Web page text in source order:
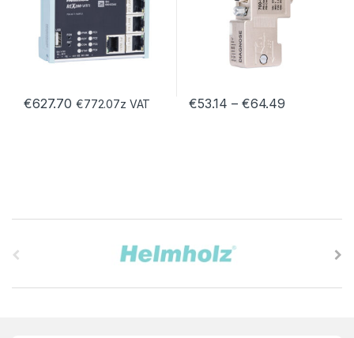
€627.70 €772.07z VAT €53.14 – €64.49